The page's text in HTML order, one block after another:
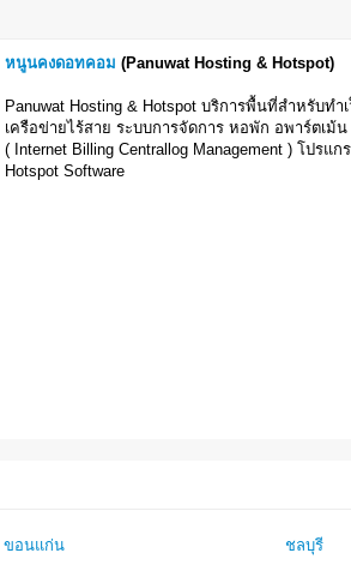
หนูนคงดอทคอม (Panuwat Hosting & Hotspot)
Panuwat Hosting & Hotspot บริการพื้นที่สำหรับทำ
เครือข่ายไร้สาย ระบบการจัดการ หอพัก อพาร์ตเม้
( Internet Billing Centrallog Management ) โปรแ
Hotspot Software
ขอนแก่น ชลบุรี